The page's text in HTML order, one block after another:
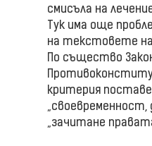
смисъла на
Тук има още
на текстовете на
По същество
критерия
„зачитане